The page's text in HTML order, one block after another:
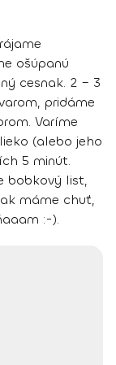
ošúpanú
cesnak. 2 – 3
pridáme
Varíme
(alebo jeho
5 minút.
bobkový list,
máme chuť,
:-).